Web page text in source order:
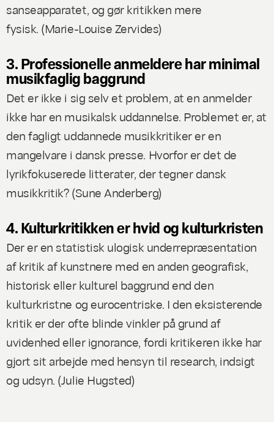
sanseapparatet, og gør kritikken mere
fysisk. (Marie-Louise Zervides)
3. Professionelle anmeldere har minimal
musikfaglig baggrund
Det er ikke i sig selv et problem, at en anmelder
ikke har en musikalsk uddannelse. Problemet er, at
den fagligt uddannede musikkritiker er en
mangelvare i dansk presse. Hvorfor er det de
lyrikfokuserede litterater, der tegner dansk
musikkritik? (Sune Anderberg)
4. Kulturkritikken er hvid og kulturkristen
Der er en statistisk ulogisk underrepræsentation
af kritik af kunstnere med en anden geografisk,
historisk eller kulturel baggrund end den
kulturkristne og eurocentriske. I den eksisterende
kritik er der ofte blinde vinkler på grund af
uvidenhed eller ignorance, fordi kritikeren ikke har
gjort sit arbejde med hensyn til research, indsigt
og udsyn. (Julie Hugsted)